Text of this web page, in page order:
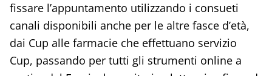
fissare l’appuntamento utilizzando i consueti
canali disponibili anche per le altre fasce d’età,
dai Cup alle farmacie che effettuano servizio
Cup, passando per tutti gli strumenti online a